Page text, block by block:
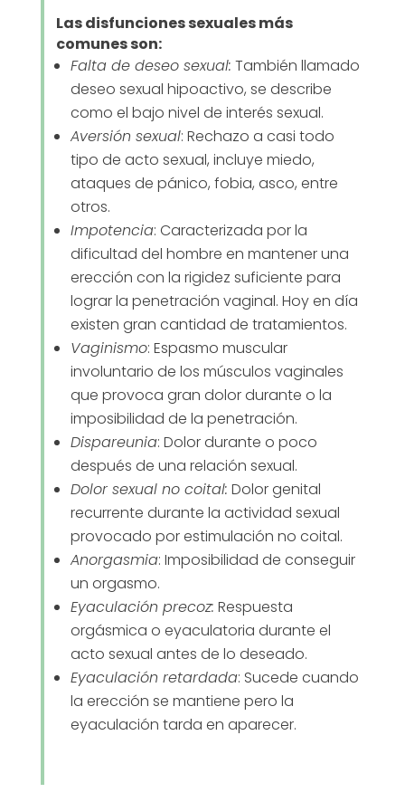
Las disfunciones sexuales más
comunes son:
Falta de deseo sexual: También llamado
deseo sexual hipoactivo, se describe
como el bajo nivel de interés sexual.
Aversión sexual: Rechazo a casi todo
tipo de acto sexual, incluye miedo,
ataques de pánico, fobia, asco, entre
otros.
Impotencia: Caracterizada por la
dificultad del hombre en mantener una
erección con la rigidez suficiente para
lograr la penetración vaginal. Hoy en día
existen gran cantidad de tratamientos.
Vaginismo: Espasmo muscular
involuntario de los músculos vaginales
que provoca gran dolor durante o la
imposibilidad de la penetración.
Dispareunia: Dolor durante o poco
después de una relación sexual.
Dolor sexual no coital: Dolor genital
recurrente durante la actividad sexual
provocado por estimulación no coital.
Anorgasmia: Imposibilidad de conseguir
un orgasmo.
Eyaculación precoz: Respuesta
orgásmica o eyaculatoria durante el
acto sexual antes de lo deseado.
Eyaculación retardada: Sucede cuando
la erección se mantiene pero la
eyaculación tarda en aparecer.